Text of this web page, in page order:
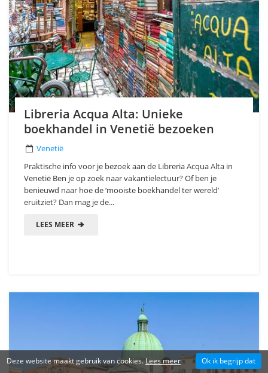
Libreria Acqua Alta: Unieke
boekhandel in Venetië bezoeken
Venetië
Praktische info voor je bezoek aan de Libreria Acqua Alta in
Venetië Ben je op zoek naar vakantielectuur? Of ben je
benieuwd naar hoe de ‘mooiste boekhandel ter wereld’
eruitziet? Dan mag je de...
LEES MEER
Deze website maakt gebruik van cookies. Lees meer Ok ik begrijp dat